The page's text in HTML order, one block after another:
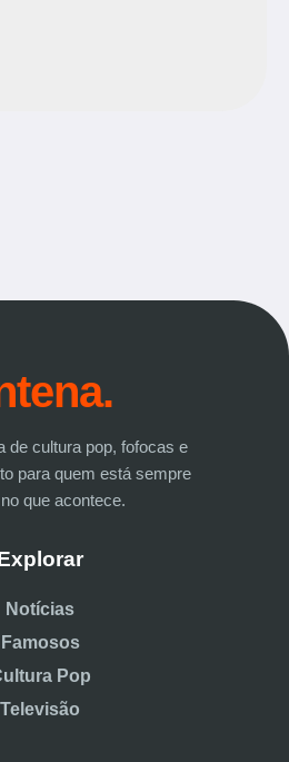
de cultura pop, fofocas e
para quem está sempre
que acontece.
Notícias
Famosos
Pop
Televisão